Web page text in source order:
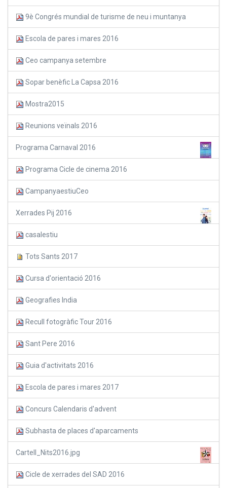
9è Congrés mundial de turisme de neu i muntanya
Escola de pares i mares 2016
Ceo campanya setembre
Sopar benèfic La Capsa 2016
Mostra2015
Reunions veïnals 2016
Programa Carnaval 2016
Programa Cicle de cinema 2016
CampanyaestiuCeo
Xerrades Pij 2016
casalestiu
Tots Sants 2017
Cursa d'orientació 2016
Geografies India
Recull fotogràfic Tour 2016
Sant Pere 2016
Guia d'activitats 2016
Escola de pares i mares 2017
Concurs Calendaris d'advent
Subhasta de places d'aparcaments
Cartell_Nits2016.jpg
Cicle de xerrades del SAD 2016